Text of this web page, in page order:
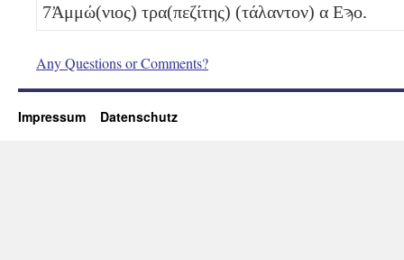
7Ἀμμώ(νιος) τρα(πεζίτης) (τάλαντον) α Εϡο.
Any Questions or Comments?
Impressum Datenschutz